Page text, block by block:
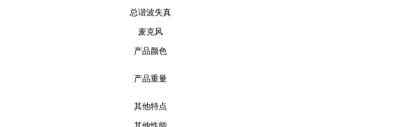
总谐波失真
麦克风
产品颜色
产品重量
其他特点